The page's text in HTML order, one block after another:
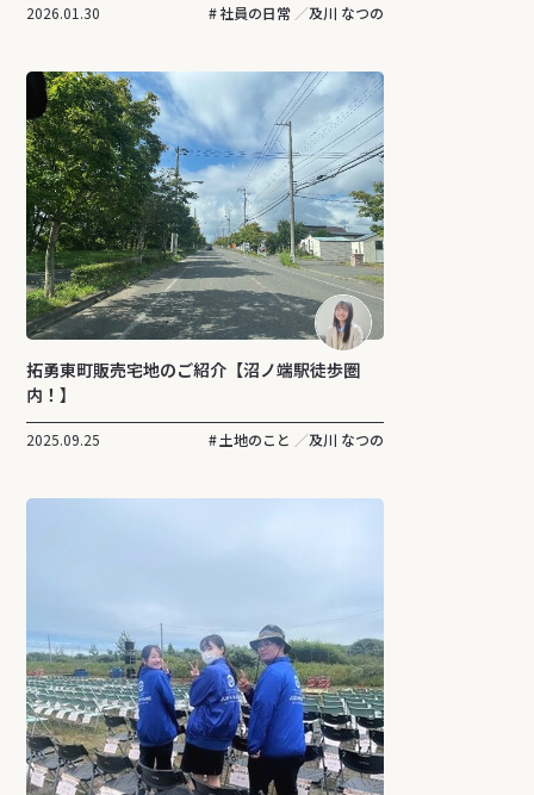
2026.01.30 社員の日常 及川 なつの
拓勇東町販売宅地のご紹介【沼ノ端駅徒歩圏
内！】
2025.09.25 土地のこと 及川 なつの